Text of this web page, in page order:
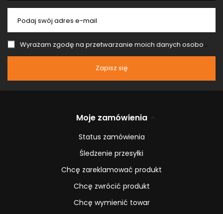
Podaj swój adres e-mail
Wyrażam zgodę na przetwarzanie moich danych osobowych (adres e-mail) na potrzeby wysyłki newslettera z informacją handlową (marketing). Więcej w
Zapisz się
Moje zamówienia
Status zamówienia
Śledzenie przesyłki
Chcę zareklamować produkt
Chcę zwrócić produkt
Chcę wymienić towar